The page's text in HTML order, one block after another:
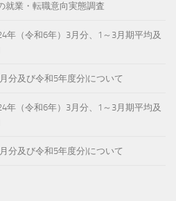
就業・転職意向実態調査
年（令和6年）3月分、1～3月期平均及
分及び令和5年度分)について
年（令和6年）3月分、1～3月期平均及
分及び令和5年度分)について